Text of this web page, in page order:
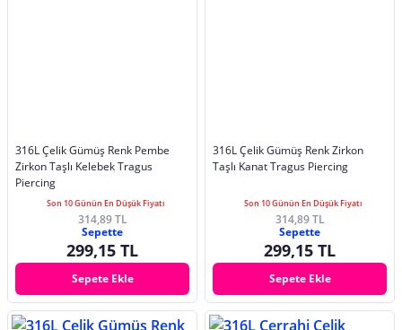
316L Çelik Gümüş Renk Pembe
Zirkon Taşlı Kelebek Tragus
Piercing
Son 10 Günün En Düşük Fiyatı
314,89 TL
Sepette
299,15 TL
Sepete Ekle
316L Çelik Gümüş Renk Zirkon
Taşlı Kanat Tragus Piercing
Son 10 Günün En Düşük Fiyatı
314,89 TL
Sepette
299,15 TL
Sepete Ekle